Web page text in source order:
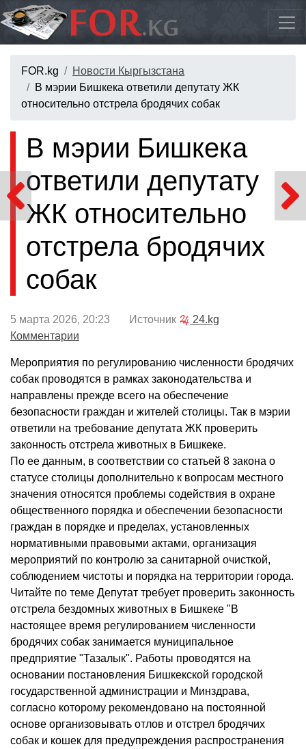
FOR.kg
Новости Кыргызстана
В мэрии Бишкека ответили депутату ЖК
относительно отстрела бродячих собак
В мэрии Бишкека
ответили депутату
ЖК относительно
отстрела бродячих
собак
5 марта 2026, 20:23 Источник
24.kg
Комментарии
Мероприятия по регулированию численности бродячих
собак проводятся в рамках законодательства и
направлены прежде всего на обеспечение
безопасности граждан и жителей столицы. Так в мэрии
ответили на требование депутата ЖК проверить
законность отстрела животных в Бишкеке.
По ее данным, в соответствии со статьей 8 закона о
статусе столицы дополнительно к вопросам местного
значения относятся проблемы содействия в охране
общественного порядка и обеспечении безопасности
граждан в порядке и пределах, установленных
нормативными правовыми актами, организация
мероприятий по контролю за санитарной очисткой,
соблюдением чистоты и порядка на территории города.
Читайте по теме Депутат требует проверить законность
отстрела бездомных животных в Бишкеке "В
настоящее время регулированием численности
бродячих собак занимается муниципальное
предприятие "Тазалык". Работы проводятся на
основании постановления Бишкекской городской
государственной администрации и Минздрава,
согласно которому рекомендовано на постоянной
основе организовывать отлов и отстрел бродячих
собак и кошек для предупреждения распространения